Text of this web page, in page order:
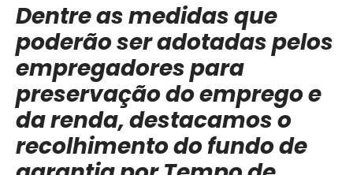
Dentre as medidas que
poderão ser adotadas pelos
empregadores para
preservação do emprego e
da renda, destacamos o
recolhimento do fundo de